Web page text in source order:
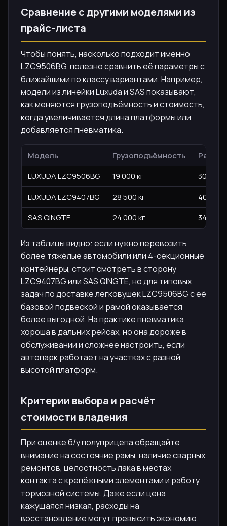
Сравнение с другими моделями из
прайс-листа
Чтобы понять, насколько подходит именно
LZC9506BG, полезно сравнить её параметры с
ближайшими по классу вариантами. Например,
модели из линейки Luxuda и SAS показывают,
как меняются грузоподъёмность и стоимость,
когда увеличивается длина платформы или
добавляется пневматика.
Модель Грузоподъёмность
LUXUDA LZC9506BG
19 000 кг
30 000
LUXUDA LZC9407BG
28 500 кг
40 000
SAS QINGTE
24 000 кг 34 000
Из таблицы видно: если нужно перевозить
более тяжёлые автомобили или 4-секционные
контейнеры, стоит смотреть в сторону
LZC9407BG или SAS QINGTE, но для типовых
задач по доставке легковушек LZC9506BG с её
базовой подвеской и рамой оказывается
более выгодной. На практике пневматика
хороша в дальних рейсах, но она дороже в
обслуживании и сложнее настроить, если
автопарк работает на участках с разной
высотой платформ.
Критерии выбора и расчёт
стоимости владения
При оценке б/у полуприцепа обращайте
внимание на состояние рамы, наличие сварных
ремонтов, целостность лака в местах
контакта с крепёжными элементами и работу
тормозной системы. Даже если цена
кажущаяся низкая, расходы на
восстановление могут превысить экономию.